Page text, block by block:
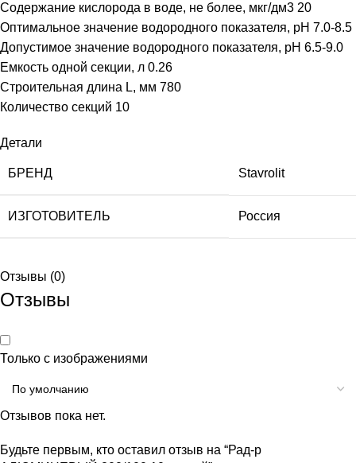
Содержание кислорода в воде, не более, мкг/дм3 20
Оптимальное значение водородного показателя, pH 7.0-8.5
Допустимое значение водородного показателя, pH 6.5-9.0
Емкость одной секции, л 0.26
Строительная длина L, мм 780
Количество секций 10
Детали
БРЕНД Stavrolit
ИЗГОТОВИТЕЛЬ Россия
Отзывы (0)
Отзывы
Только с изображениями
Отзывов пока нет.
Будьте первым, кто оставил отзыв на “Рад-р